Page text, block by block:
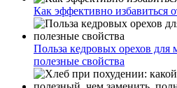
Как эффективно избавиться
Польза кедровых орехов
полезные свойства